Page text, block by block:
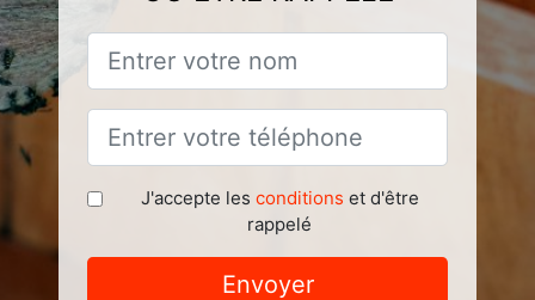
J'accepte les conditions et d'être
rappelé
Envoyer